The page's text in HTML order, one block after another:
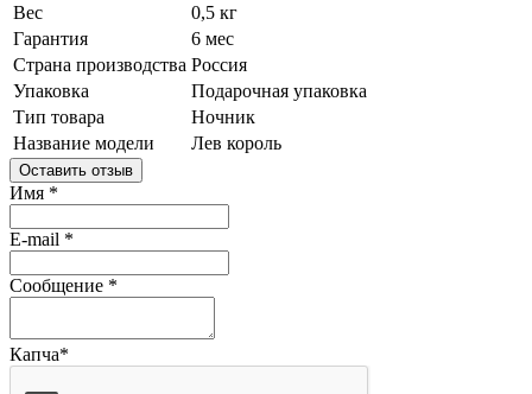
Вес
0,5 кг
Гарантия
6 мес
Страна производства Россия
Упаковка
Подарочная упаковка
Тип товара
Ночник
Название модели
Лев король
Оставить отзыв
Имя *
E-mail *
Сообщение *
Капча*